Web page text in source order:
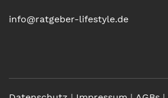
info@ratgeber-lifestyle.de